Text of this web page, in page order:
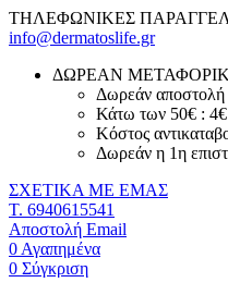
ΤΗΛΕΦΩΝΙΚΕΣ
info@dermatoslife.gr
ΔΩΡΕΑΝ
Δωρεάν αποστολή
Κάτω των 50€ : 4€
Κόστος
Δωρεάν η 1η
ΣΧΕΤΙΚΑ ΜΕ ΕΜΑΣ
T. 6940615541
Αποστολή Email
0 Αγαπημένα
0 Σύγκριση